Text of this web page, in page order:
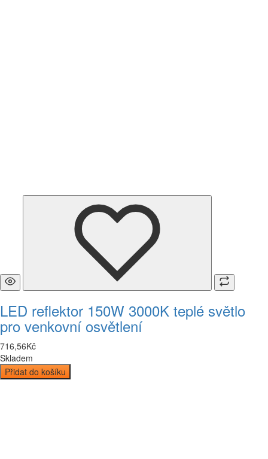
LED reflektor 150W 3000K teplé světlo
pro venkovní osvětlení
716,56Kč
Skladem
Přidat do košíku